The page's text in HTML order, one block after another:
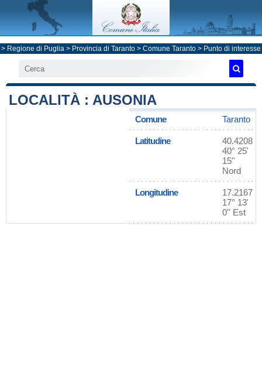
> Regione di Puglia > Provincia di Taranto > Comune Taranto > Punto di interesse
LOCALITÀ : AUSONIA
Comune Taranto
Latitudine
40.4208
40° 25'
15''
Nord
Longitudine
17.2167
17° 13'
0'' Est